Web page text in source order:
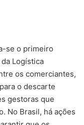
se o primeiro
Logística
os comerciantes,
o descarte
gestoras que
No Brasil, há ações